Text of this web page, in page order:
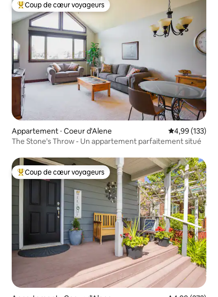
Coups de cœur voyageurs les plus appréciés
Coup de cœur voyageurs
Appartement ⋅ Coeur d'Alene Évaluation
4,99 (133)
The Stone's Throw - Un appartement parfaitement situé
Coups de cœur voyageurs les plus appréciés
Coup de cœur voyageurs